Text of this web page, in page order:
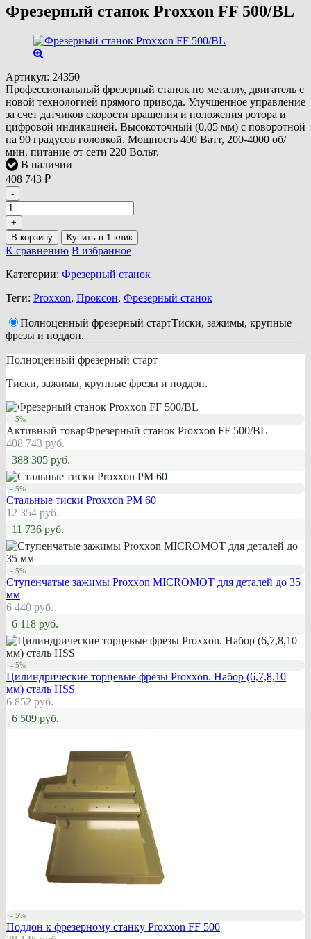
Фрезерный станок Proxxon FF 500/BL
Артикул: 24350
Профессиональный фрезерный станок по металлу, двигатель с
новой технологией прямого привода. Улучшенное управление
за счет датчиков скорости вращения и положения ротора и
цифровой индикацией. Высокоточный (0,05 мм) с поворотной
на 90 градусов головкой. Мощность 400 Ватт, 200-4000 об/
мин, питание от сети 220 Вольт.
В наличии
408 743 ₽
-
+
В корзину
К сравнению В избранное
Категории: Фрезерный станок
Теги: Proxxon, Проксон, Фрезерный станок
Полноценный фрезерный стартТиски, зажимы, крупные
фрезы и поддон.
Полноценный фрезерный старт
Тиски, зажимы, крупные фрезы и поддон.
- 5%
Активный товарФрезерный станок Proxxon FF 500/BL
408 743 руб.
388 305 руб.
- 5%
Стальные тиски Proxxon PM 60
12 354 руб.
11 736 руб.
- 5%
Ступенчатые зажимы Proxxon MICROMOT для деталей до 35
мм
6 440 руб.
6 118 руб.
- 5%
Цилиндрические торцевые фрезы Proxxon. Набор (6,7,8,10
мм) сталь HSS
6 852 руб.
6 509 руб.
- 5%
Поддон к фрезерному станку Proxxon FF 500